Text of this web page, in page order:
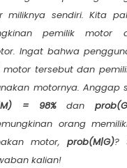
miliknya sendiri. Kita
pemilik
Ingat bahwa
motor tersebut dan
motornya. Anggap
= 98%dan
orang
motor,prob(M|G)?
kalian!